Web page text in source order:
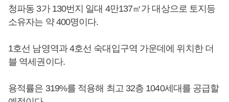
청파동 3가 130번지 일대 4만137㎡가 대상으로 토지등
소유자는 약 400명이다.
1호선 남영역과 4호선 숙대입구역 가운데에 위치한 더
블 역세권이다.
용적률은 319%를 적용해 최고 32층 1040세대를 공급할